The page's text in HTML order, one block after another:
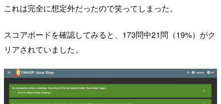
これは完全に想定外だったので笑ってしまった。
スコアボードを確認してみると、173問中21問（19%）がク
リアされていました。